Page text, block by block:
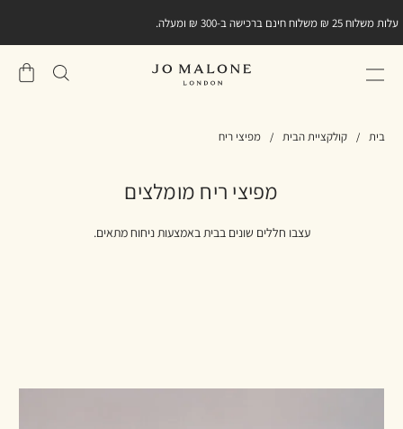
עלות משלוח 25 ₪ משלוח חינם ברכישה ב-300 ₪ ומעלה.
שֶׁלִי
בית קולקציית הבית מפיצי ריח
מפיצי ריח מומלצים
עצבו חללים שונים בבית באמצעות ניחוח מתאים.